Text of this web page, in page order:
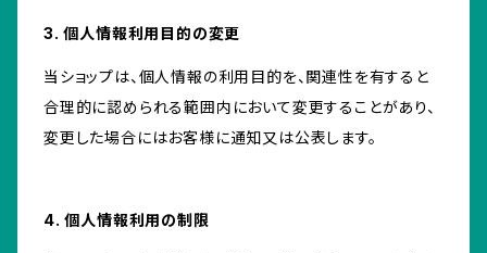
3. 個人情報利用目的の変更
当ショップは、個人情報の利用目的を、関連性を有すると
合理的に認められる範囲内において変更することがあり、
変更した場合にはお客様に通知又は公表します。
4. 個人情報利用の制限